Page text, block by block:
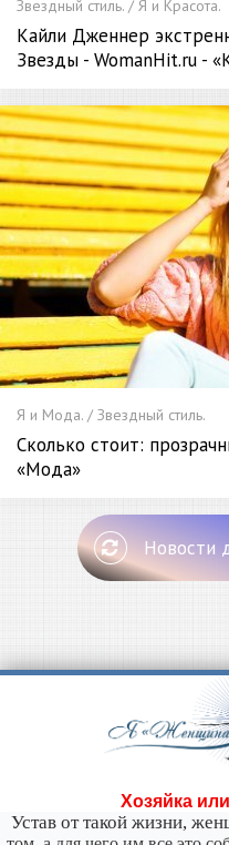
Звездный стиль. / Я и Красота.
Кайли Дженнер
Звезды - WomanHit.ru -
Я и Мода. / Звездный стиль.
Сколько стоит:
«Мода»
Новости
Хозяйка
Устав от такой жизни,